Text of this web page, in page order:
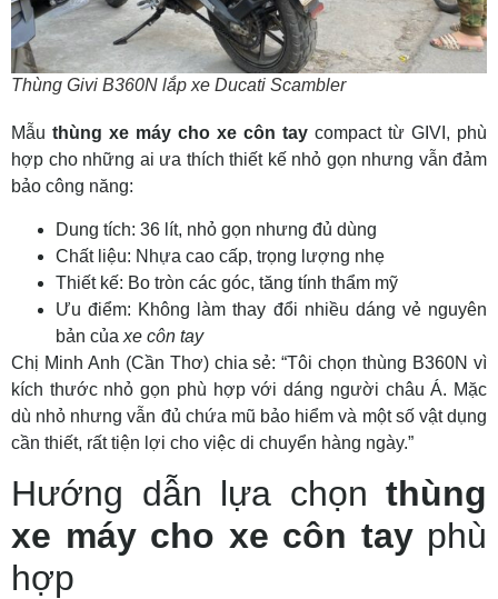
Thùng Givi B360N lắp xe Ducati Scambler
Mẫu thùng xe máy cho xe côn tay compact từ GIVI, phù
hợp cho những ai ưa thích thiết kế nhỏ gọn nhưng vẫn đảm
bảo công năng:
Dung tích: 36 lít, nhỏ gọn nhưng đủ dùng
Chất liệu: Nhựa cao cấp, trọng lượng nhẹ
Thiết kế: Bo tròn các góc, tăng tính thẩm mỹ
Ưu điểm: Không làm thay đổi nhiều dáng vẻ nguyên
bản của xe côn tay
Chị Minh Anh (Cần Thơ) chia sẻ: “Tôi chọn thùng B360N vì
kích thước nhỏ gọn phù hợp với dáng người châu Á. Mặc
dù nhỏ nhưng vẫn đủ chứa mũ bảo hiểm và một số vật dụng
cần thiết, rất tiện lợi cho việc di chuyển hàng ngày.”
Hướng dẫn lựa chọn thùng
xe máy cho xe côn tayphù
hợp